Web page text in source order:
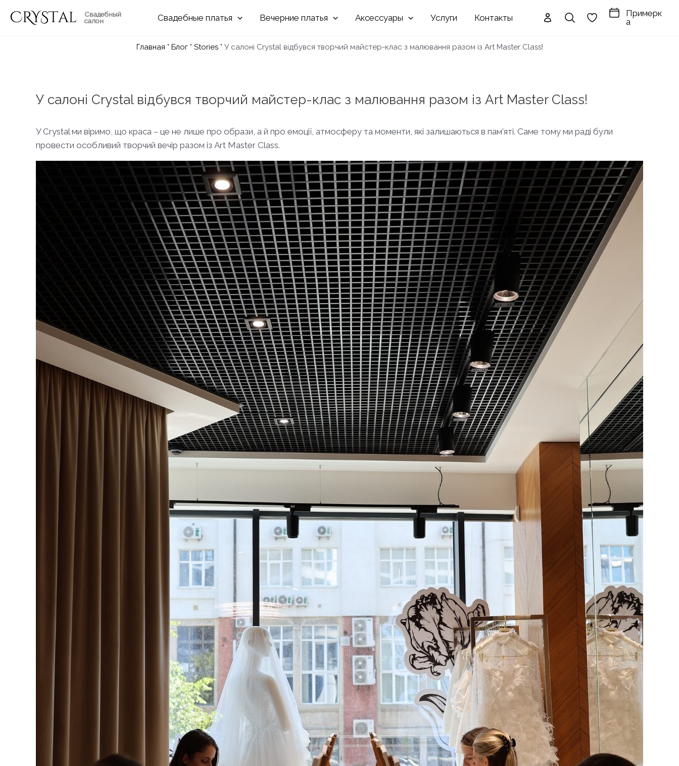
Свадебный
салон
Свадебные Вечерние Аксессуары Услуги Контакты
Примерк
а
Главная " Блог" Stories" У салоні Crystal відбувся творчий майстер-клас з малювання разом із Art Master Class!
У салоні Crystal відбувся творчий майстер-клас з малювання разом із Art Master Class!
У Crystal ми віримо, що краса – це не лише про образи, а й про емоції, атмосферу та моменти, які залишаються в пам’яті. Саме тому ми раді були
провести особливий творчий вечір разом із Art Master Class.